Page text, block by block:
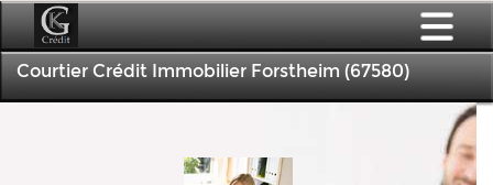
Courtier Crédit Immobilier Forstheim (67580)